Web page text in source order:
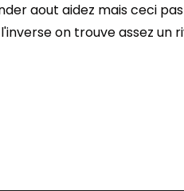
aout aidez mais ceci
on trouve assez un